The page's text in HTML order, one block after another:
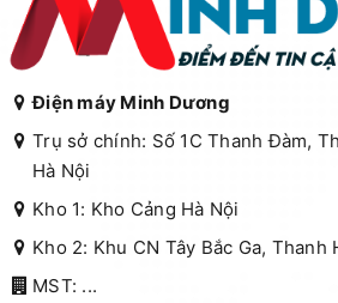
Điện máy Minh Dương
Trụ sở chính: Số 1C Thanh Đàm,
Hà Nội
Kho 1: Kho Cảng Hà Nội
Kho 2: Khu CN Tây Bắc Ga, Thanh
MST: ...